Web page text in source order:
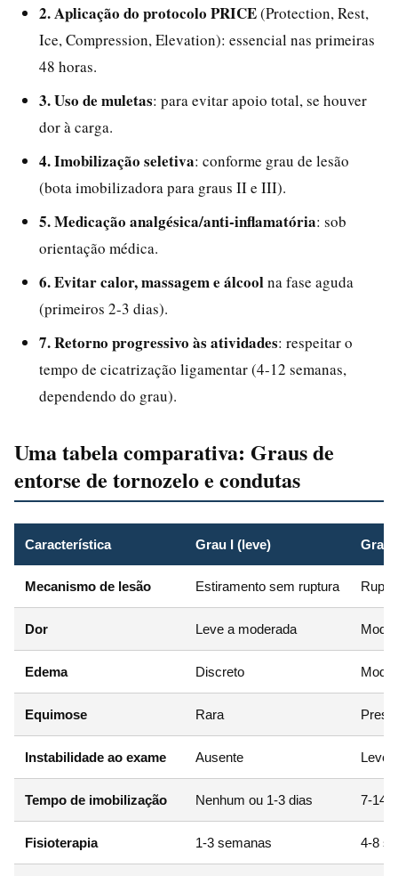
2. Aplicação do protocolo PRICE(Protection, Rest,
Ice, Compression, Elevation): essencial nas primeiras
48 horas.
3. Uso de muletas: para evitar apoio total, se houver
dor à carga.
4. Imobilização seletiva: conforme grau de lesão
(bota imobilizadora para graus II e III).
5. Medicação analgésica/anti-inflamatória: sob
orientação médica.
6. Evitar calor, massagem e álcoolna fase aguda
(primeiros 2-3 dias).
7. Retorno progressivo às atividades: respeitar o
tempo de cicatrização ligamentar (4-12 semanas,
dependendo do grau).
Uma tabela comparativa: Graus de
entorse de tornozelo e condutas
Característica Grau I (leve) Grau
Mecanismo de lesão Estiramento sem ruptura
Dor Leve a moderada
Edema Discreto
Equimose Rara
Instabilidade ao exame Ausente Leve
Tempo de imobilização Nenhum ou 1-3 dias 7-14
Fisioterapia 1-3 semanas 4-8